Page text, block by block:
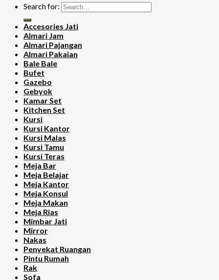
Search for:
Accesories Jati
Almari Jam
Almari Pajangan
Almari Pakaian
Bale Bale
Bufet
Gazebo
Gebyok
Kamar Set
Kitchen Set
Kursi
Kursi Kantor
Kursi Malas
Kursi Tamu
Kursi Teras
Meja Bar
Meja Belajar
Meja Kantor
Meja Konsul
Meja Makan
Meja Rias
Mimbar Jati
Mirror
Nakas
Penyekat Ruangan
Pintu Rumah
Rak
Sofa